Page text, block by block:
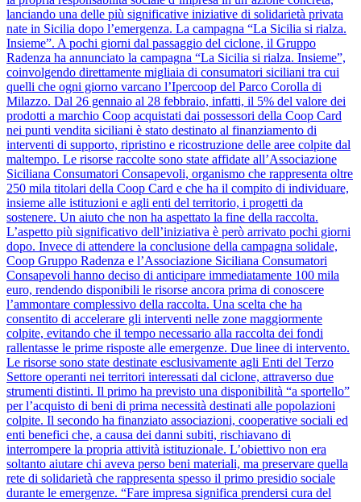
lanciando una delle più significative iniziative di solidarietà privata
nate in Sicilia dopo l’emergenza. La campagna “La Sicilia si rialza.
Insieme”. A pochi giorni dal passaggio del ciclone, il Gruppo
Radenza ha annunciato la campagna “La Sicilia si rialza. Insieme”,
coinvolgendo direttamente migliaia di consumatori siciliani tra cui
quelli che ogni giorno varcano l’Ipercoop del Parco Corolla di
Milazzo. Dal 26 gennaio al 28 febbraio, infatti, il 5% del valore dei
prodotti a marchio Coop acquistati dai possessori della Coop Card
nei punti vendita siciliani è stato destinato al finanziamento di
interventi di supporto, ripristino e ricostruzione delle aree colpite dal
maltempo. Le risorse raccolte sono state affidate all’Associazione
Siciliana Consumatori Consapevoli, organismo che rappresenta oltre
250 mila titolari della Coop Card e che ha il compito di individuare,
insieme alle istituzioni e agli enti del territorio, i progetti da
sostenere. Un aiuto che non ha aspettato la fine della raccolta.
L’aspetto più significativo dell’iniziativa è però arrivato pochi giorni
dopo. Invece di attendere la conclusione della campagna solidale,
Coop Gruppo Radenza e l’Associazione Siciliana Consumatori
Consapevoli hanno deciso di anticipare immediatamente 100 mila
euro, rendendo disponibili le risorse ancora prima di conoscere
l’ammontare complessivo della raccolta. Una scelta che ha
consentito di accelerare gli interventi nelle zone maggiormente
colpite, evitando che il tempo necessario alla raccolta dei fondi
rallentasse le prime risposte alle emergenze. Due linee di intervento.
Le risorse sono state destinate esclusivamente agli Enti del Terzo
Settore operanti nei territori interessati dal ciclone, attraverso due
strumenti distinti. Il primo ha previsto una disponibilità “a sportello”
per l’acquisto di beni di prima necessità destinati alle popolazioni
colpite. Il secondo ha finanziato associazioni, cooperative sociali ed
enti benefici che, a causa dei danni subiti, rischiavano di
interrompere la propria attività istituzionale. L’obiettivo non era
soltanto aiutare chi aveva perso beni materiali, ma preservare quella
rete di solidarietà che rappresenta spesso il primo presidio sociale
durante le emergenze. “Fare impresa significa prendersi cura del